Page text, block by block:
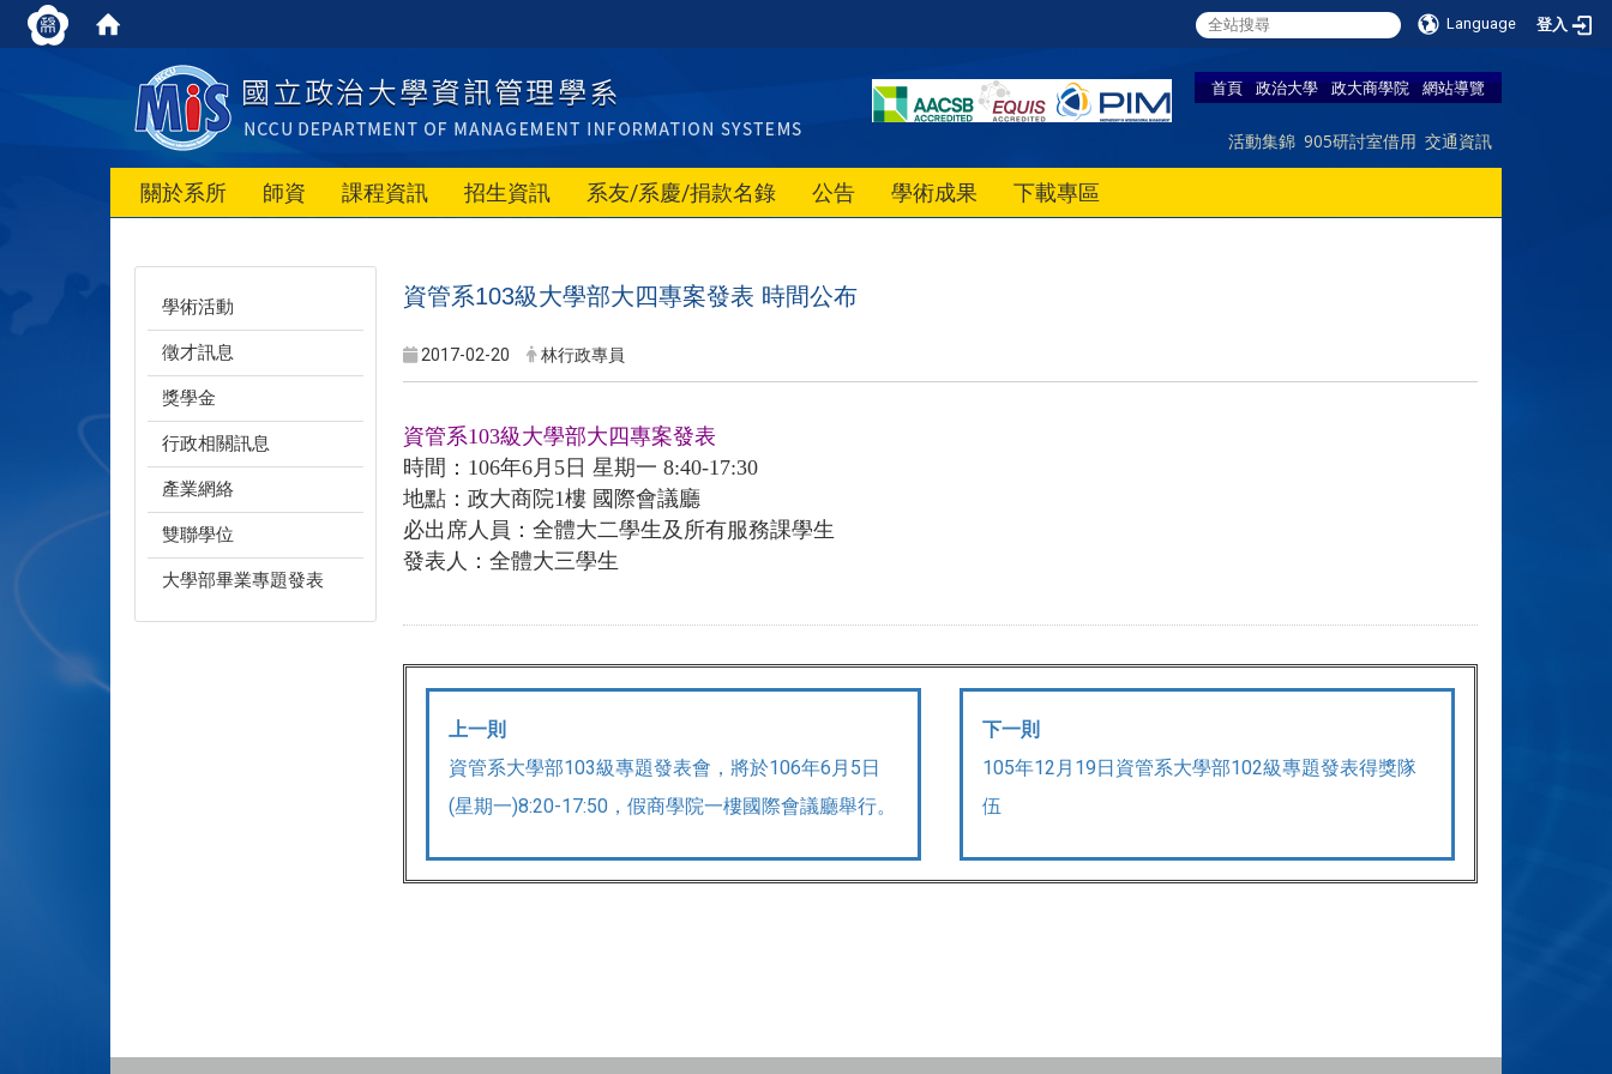
Language 登入
首頁 政治大學 政大商學院 網站導覽
活動集錦 905研討室借用 交通資訊
關於系所 師資 課程資訊 招生資訊 系友/系慶/捐款名錄 公告 學術成果 下載專區
學術活動
徵才訊息
獎學金
行政相關訊息
產業網絡
雙聯學位
大學部畢業專題發表
資管系103級大學部大四專案發表 時間公布
2017-02-20 林行政專員
資管系103級大學部大四專案發表
時間：106年6月5日 星期一 8:40-17:30
地點：政大商院1樓 國際會議廳
必出席人員：全體大二學生及所有服務課學生
發表人：全體大三學生
上一則
資管系大學部103級專題發表會，將於106年6月5日
(星期一)8:20-17:50，假商學院一樓國際會議廳舉行。
下一則
105年12月19日資管系大學部102級專題發表得獎隊
伍